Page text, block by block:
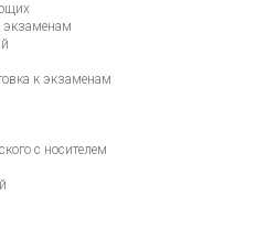
экзаменам
к экзаменам
с носителем